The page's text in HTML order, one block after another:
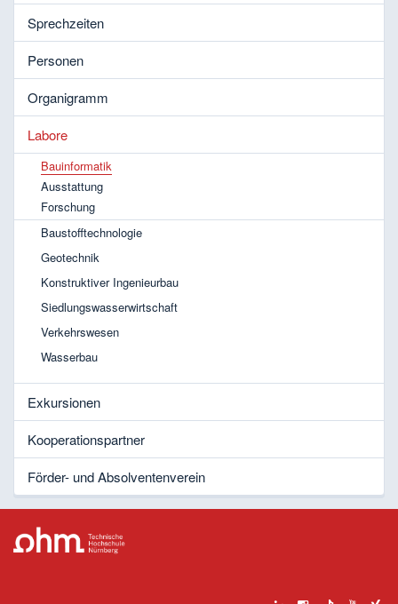
Sprechzeiten
Personen
Organigramm
Labore
Bauinformatik
Ausstattung
Forschung
Baustofftechnologie
Geotechnik
Konstruktiver Ingenieurbau
Siedlungswasserwirtschaft
Verkehrswesen
Wasserbau
Exkursionen
Kooperationspartner
Förder- und Absolventenverein